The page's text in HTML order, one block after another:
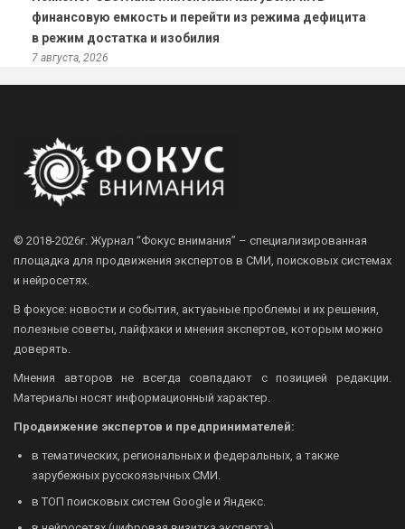
финансовую емкость и перейти из режима дефицита
в режим достатка и изобилия
7 августа, 2026
© 2018-2026г. Журнал “Фокус внимания” – специализированная
площадка для продвижения экспертов в СМИ, поисковых системах
и нейросетях.
В фокусе: новости и события, актуаьные проблемы и их решения,
полезные советы, лайфхаки и мнения экспертов, которым можно
доверять.
Мнения авторов не всегда совпадают с позицией редакции.
Материалы носят информационный характер.
Продвижение экспертов и предпринимателей:
в тематических, региональных и федеральных, а также
зарубежных русскоязычных СМИ.
в ТОП поисковых систем Google и Яндекс.